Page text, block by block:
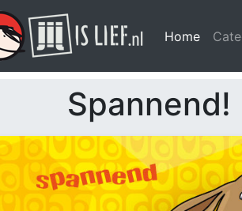
Home
Spannend!